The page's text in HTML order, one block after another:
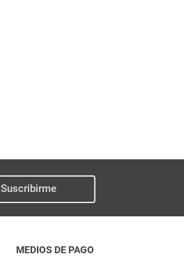
Suscribirme
MEDIOS DE PAGO